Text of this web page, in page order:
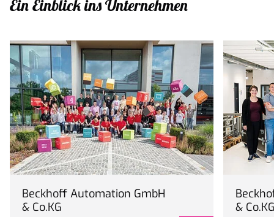
Ein Einblick ins Unternehmen
Beckhoff Automation GmbH
& Co.KG
&